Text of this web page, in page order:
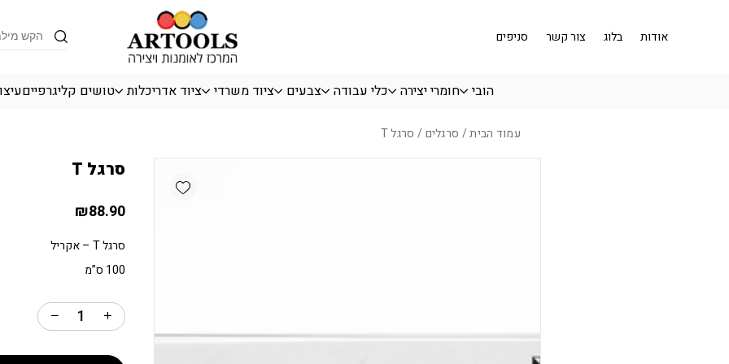
Products
search
אודות
בלוג צור קשר סניפים
הובי חומרי יצירה כלי עבודה צבעים ציוד משרדי ציוד אדריכלות טושים קליגרפיים
עמוד הבית/ סרגלים/ סרגל T
סרגל T
₪88.90
סרגל T – אקריל
100 ס”מ
Add wishlist